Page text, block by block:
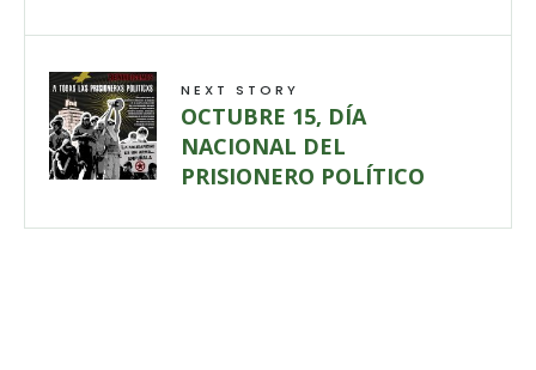
NEXT STORY
OCTUBRE 15, DÍA
NACIONAL DEL
PRISIONERO POLÍTICO